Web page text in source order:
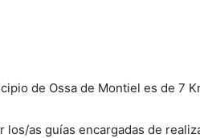
de Ossa de Montiel es de 7
as guías encargadas de